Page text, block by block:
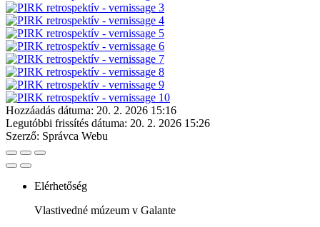
Hozzáadás dátuma: 20. 2. 2026 15:16
Legutóbbi frissítés dátuma: 20. 2. 2026 15:26
Szerző: Správca Webu
Elérhetőség
Vlastivedné múzeum v Galante